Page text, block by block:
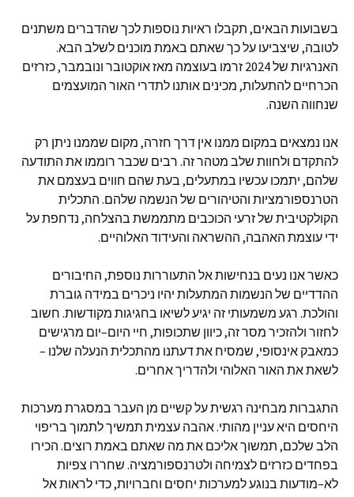
בשבועות הבאים, תקבלו ראיות נוספות לכך שהדברים משתנים
לטובה, שיצביעו על כך שאתם באמת מוכנים לשלב הבא.
האנרגיות של
זרמו בעוצמה מאז אוקטובר ונובמבר,כזרזים
הכרחיים להתעלות, מכינים אותנו לתדרי האור המועצמים
שנחווה השנה.
אנו נמצאים במקום ממנו אין דרך חזרה, מקום שממנו ניתן רק
להתקדם ולחוות שלב מטהר זה. רבים שכבר רוממו את התודעה
שלהם, יתמכו עכשיו במתעלים, בעת שהם חווים בעצמם את
הטרנספורמציות והטיהורים של הנשמה שלהם. התכלית
הקולקטיבית של זרעי הכוכבים מתממשת בהצלחה, נדחפת על
ידי עוצמת האהבה, ההשראה והעידוד האלוהיים.
כאשר אנו נעים בנחישות אל התעוררות נוספת, החיבורים
ההדדיים של הנשמות המתעלות יהיו ניכרים במידה גוברת
והולכת. רגע משמעותי זה יגיע לשיאו בחגיגות מקודשות. חשוב
לחזור ולהזכיר מסר זה,כיוון שתכופות, חיי היום–יום מרגישים
כמאבק אינסופי, שמסיח את דעתנו מהתכלית הנעלה שלנו –
לשאת את האור האלוהי ולהדריך אחרים.
התגברות מבחינה רגשית על קשיים מן העבר במסגרת מערכות
היחסים היא עניין מהותי.אהבה עצמית תמשיך לתמוך בריפוי
הלב שלכם, תמשוך אליכם את מה שאתם באמת רוצים. הכירו
בפחדים כזרזים לצמיחה ולטרנספורמציה. שחררו צפיות
לא–מודעות בנוגע למערכות יחסים וחברויות,כדי לראות אל